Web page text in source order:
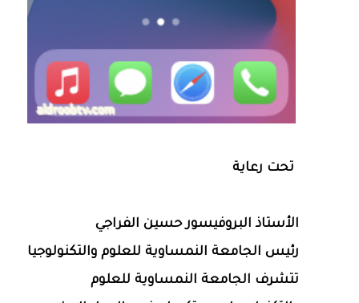
تحت رعاية
الأستاذ البروفيسور حسين الفراجي
رئيس الجامعة النمساوية للعلوم والتكنولوجيا
تتشرف الجامعة النمساوية للعلوم